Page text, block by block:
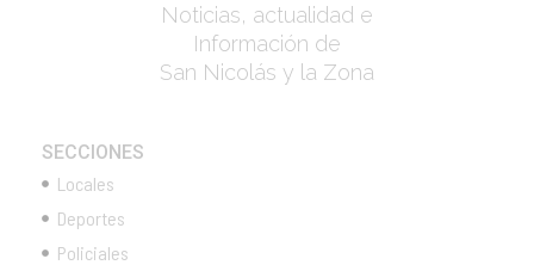
Noticias, actualidad e
Información de
San Nicolás y la Zona
SECCIONES
Locales
Deportes
Policiales